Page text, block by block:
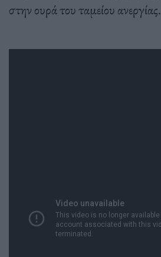
στην ουρά του ταμείου ανεργίας.